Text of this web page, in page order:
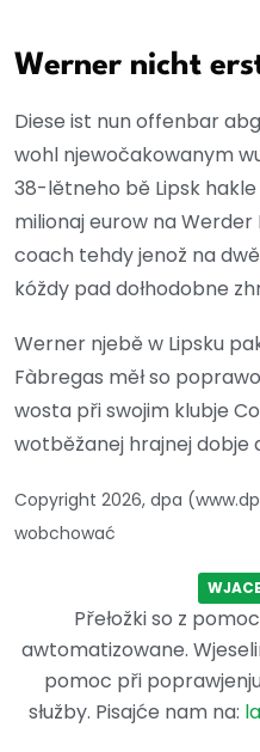
Werner nicht
Diese ist nun offenbar
wohl njewočakowanym
38-lětneho bě Lipsk
milionaj eurow na Werder
coach tehdy jenož na
kóždy pad dołhodobne
Werner njebě w Lipsku
Fàbregas měł so
wosta při swojim klubje
wotběžanej hrajnej dobje
Copyright 2026, dpa
wobchować
Přełožki so z
awtomatizowane.
pomoc při
słužby. Pisajće nam na: